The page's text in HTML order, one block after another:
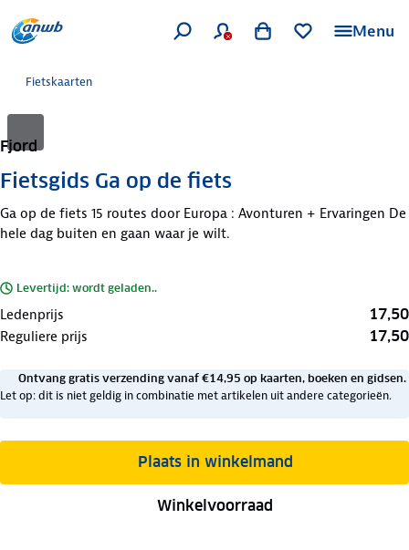
Menu
Fietskaarten
Fjord
Fietsgids Ga op de fiets
Ga op de fiets 15 routes door Europa : Avonturen + Ervaringen De
hele dag buiten en gaan waar je wilt.
Levertijd: wordt geladen..
Ledenprijs 17,50
Reguliere prijs 17,50
Ontvang gratis verzending vanaf €14,95 op kaarten, boeken en gidsen.
Let op: dit is niet geldig in combinatie met artikelen uit andere categorieën.
Plaats in winkelmand
Winkelvoorraad